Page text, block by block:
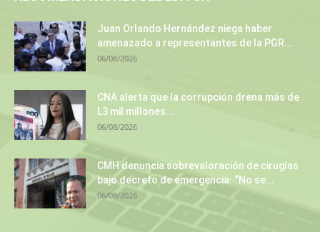
Juan Orlando Hernández niega haber
amenazado a representantes de la PGR...
06/08/2026
CNA alerta que la corrupción drena más de
L3 mil millones...
06/08/2026
CMH denuncia sobrevaloración de cirugías
bajo decreto de emergencia: “No se...
06/08/2026